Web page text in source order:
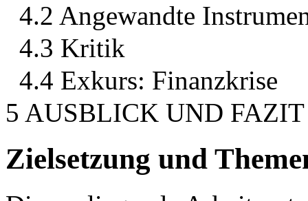
4.2 Angewandte
4.3 Kritik
4.4 Exkurs: Finanzkrise
5 AUSBLICK UND FAZIT
Zielsetzung und